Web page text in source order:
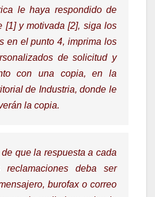
le haya respondido de
[1] y motivada [2], siga los
en el punto 4, imprima los
de solicitud y
con una copia, en la
de Industria, donde le
la copia.
que la respuesta a cada
deba ser
burofax o correo